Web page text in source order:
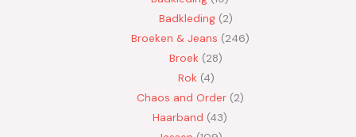
Badkleding 2
Broeken & Jeans 246
Broek 28
Rok 4
Chaos and Order 2
Haarband 43